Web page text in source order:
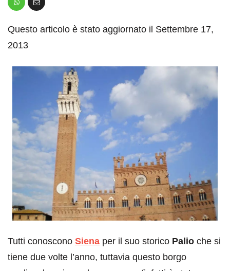
Questo articolo è stato aggiornato il Settembre 17,
2013
Tutti conoscono Siena per il suo storico Palio che si
tiene due volte l’anno, tuttavia questo borgo